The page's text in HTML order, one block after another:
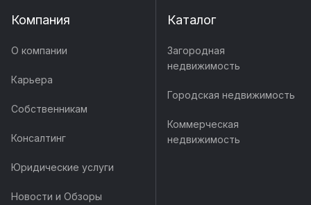
Компания
О компании
Карьера
Собственникам
Консалтинг
Юридические услуги
Новости и Обзоры
Каталог
Загородная
недвижимость
Городская недвижимость
Коммерческая
недвижимость